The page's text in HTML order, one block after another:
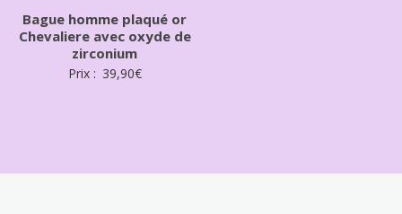
Bague homme plaqué or
Chevaliere avec oxyde de
zirconium
Prix : 39,90€